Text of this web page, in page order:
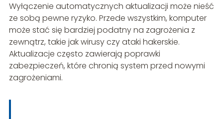
Wyłączenie automatycznych aktualizacji może nieść
ze sobą pewne ryzyko. Przede wszystkim, komputer
może stać się bardziej podatny na zagrożenia z
zewnątrz, takie jak wirusy czy ataki hakerskie.
Aktualizacje często zawierają poprawki
zabezpieczeń, które chronią system przed nowymi
zagrożeniami.